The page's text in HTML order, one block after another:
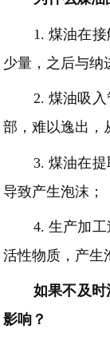
1.煤油在
少量，之后与纳
2.煤油吸
部，难以逸出，
3.煤油在提
导致产生泡沫；
4.生产加
活性物质，产生
如果不及时
影响？